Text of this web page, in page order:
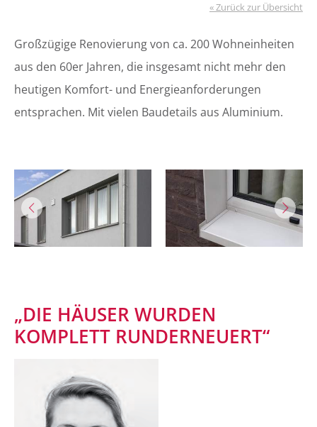
« Zurück zur Übersicht
Großzügige Renovierung von ca. 200 Wohneinheiten
aus den 60er Jahren, die insgesamt nicht mehr den
heutigen Komfort- und Energieanforderungen
entsprachen. Mit vielen Baudetails aus Aluminium.
„DIE HÄUSER WURDEN
KOMPLETT RUNDERNEUERT“